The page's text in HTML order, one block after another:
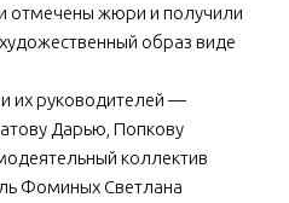
отмечены жюри и получили
образ виде
их руководителей —
Дарью, Попкову
коллектив
Фоминых Светлана